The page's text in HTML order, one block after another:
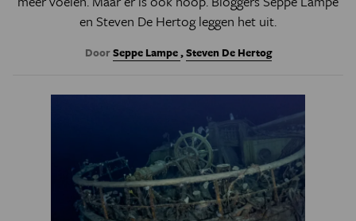
en Steven De Hertog leggen het uit.
DoorSeppe Lampe,Steven De Hertog